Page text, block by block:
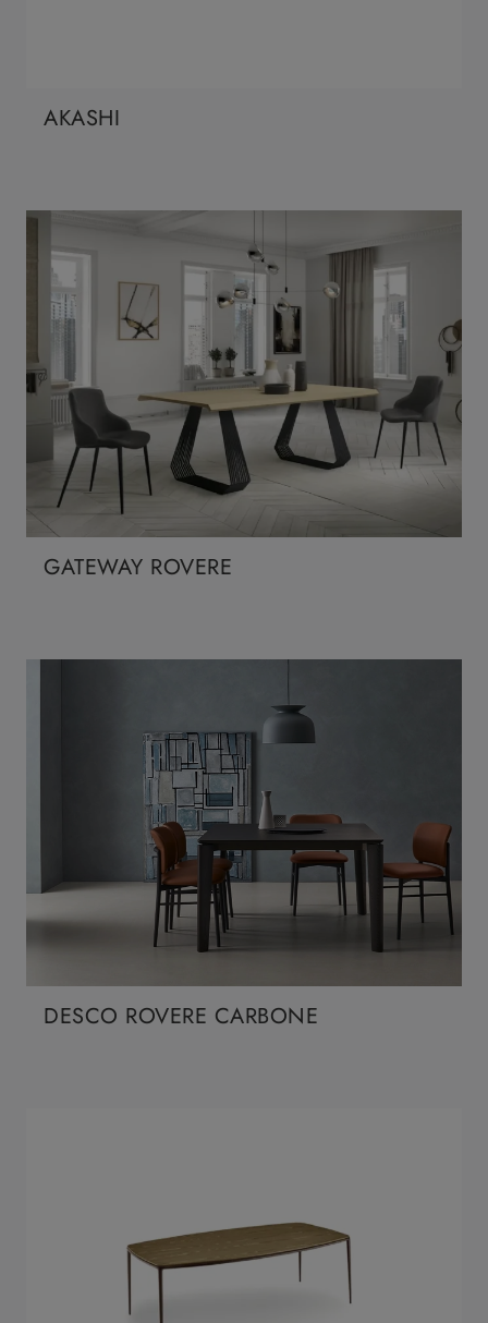
AKASHI
GATEWAY ROVERE
DESCO ROVERE CARBONE